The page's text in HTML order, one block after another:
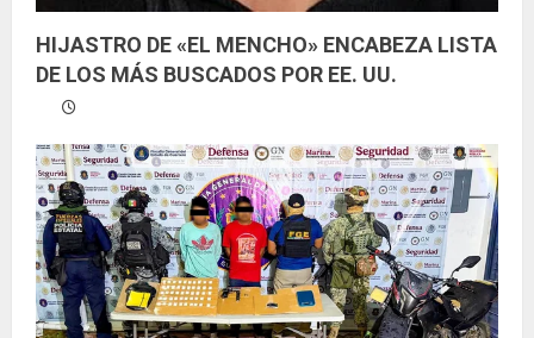
HIJASTRO DE «EL MENCHO» ENCABEZA LISTA
DE LOS MÁS BUSCADOS POR EE. UU.